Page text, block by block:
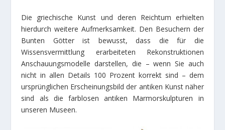
Die griechische Kunst und deren Reichtum erhielten
hierdurch weitere Aufmerksamkeit. Den Besuchern der
Bunten Götter ist bewusst, dass die für die
Wissensvermittlung erarbeiteten Rekonstruktionen
Anschauungsmodelle darstellen, die – wenn Sie auch
nicht in allen Details 100 Prozent korrekt sind – dem
ursprünglichen Erscheinungsbild der antiken Kunst näher
sind als die farblosen antiken Marmorskulpturen in
unseren Museen.